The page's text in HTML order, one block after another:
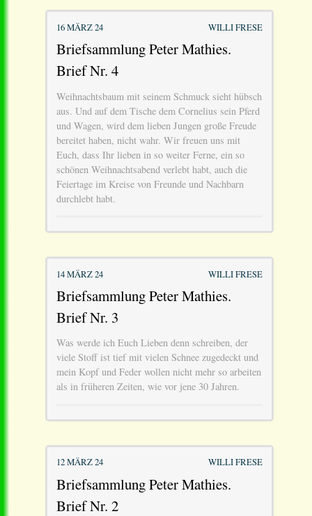
16 MÄRZ 24 WILLI FRESE
Briefsammlung Peter Mathies.
Brief Nr. 4
Weihnachtsbaum mit seinem Schmuck sieht hübsch
aus. Und auf dem Tische dem Cornelius sein Pferd
und Wagen, wird dem lieben Jungen große Freude
bereitet haben, nicht wahr. Wir freuen uns mit
Euch, dass Ihr lieben in so weiter Ferne, ein so
schönen Weihnachtsabend verlebt habt, auch die
Feiertage im Kreise von Freunde und Nachbarn
durchlebt habt.
14 MÄRZ 24 WILLI FRESE
Briefsammlung Peter Mathies.
Brief Nr. 3
Was werde ich Euch Lieben denn schreiben, der
viele Stoff ist tief mit vielen Schnee zugedeckt und
mein Kopf und Feder wollen nicht mehr so arbeiten
als in früheren Zeiten, wie vor jene 30 Jahren.
12 MÄRZ 24 WILLI FRESE
Briefsammlung Peter Mathies.
Brief Nr. 2